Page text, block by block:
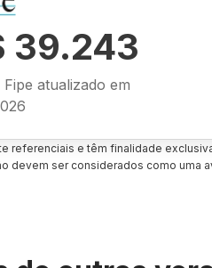
39.243
atualizado em
referenciais e têm finalidade
devem ser considerados como uma